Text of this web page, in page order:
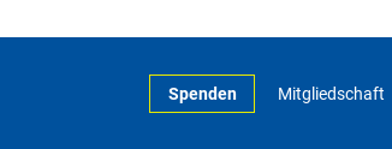
Spenden Mitgliedschaft